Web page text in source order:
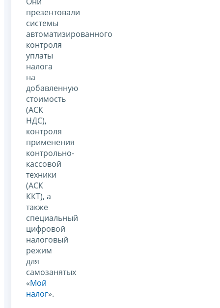
презентовали
системы
автоматизированного
контроля
уплаты
налога
на
добавленную
стоимость
(АСК
НДС),
контроля
применения
контрольно-
кассовой
техники
(АСК
ККТ), а
также
специальный
цифровой
налоговый
режим
для
самозанятых
«Мой
налог».